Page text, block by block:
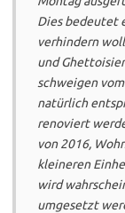
Dies bedeutet
verhindern
und
schweigen
natürlich
renoviert
von 2016,
kleineren
wird
umgesetzt